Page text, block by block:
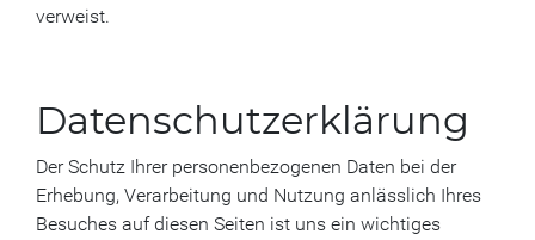
verweist.
Datenschutzerklärung
Der Schutz Ihrer personenbezogenen Daten bei der
Erhebung, Verarbeitung und Nutzung anlässlich Ihres
Besuches auf diesen Seiten ist uns ein wichtiges